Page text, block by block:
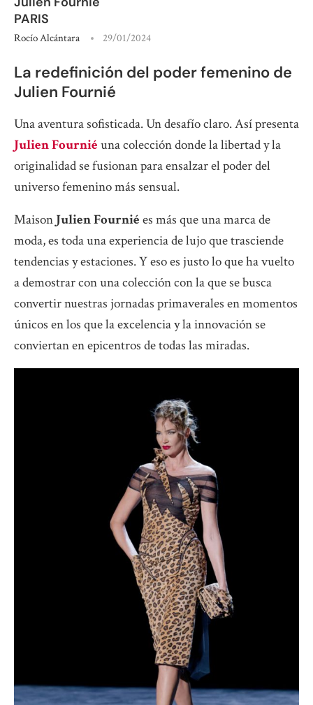
PARIS
Rocío Alcántara 29/01/2024
La redefinición del poder femenino de
Julien Fournié
Una aventura sofisticada. Un desafío claro. Así presenta
Julien Fournié una colección donde la libertad y la
originalidad se fusionan para ensalzar el poder del
universo femenino más sensual.
MaisonJulien Fournié es más que una marca de
moda, es toda una experiencia de lujo que trasciende
tendencias y estaciones. Y eso es justo lo que ha vuelto
a demostrar con una colección con la que se busca
convertir nuestras jornadas primaverales en momentos
únicos en los que la excelencia y la innovación se
conviertan en epicentros de todas las miradas.